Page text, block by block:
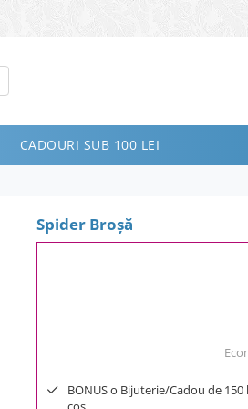
CADOURI SUB 100 LEI
Spider Broşă
BONUS o Bijuterie/Cadou de